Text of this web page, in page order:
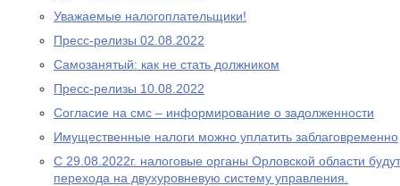
Уважаемые налогоплательщики!
Пресс-релизы 02.08.2022
Самозанятый: как не стать должником
Пресс-релизы 10.08.2022
Согласие на смс – информирование о задолженности
Имущественные налоги можно уплатить заблаговременно
С 29.08.2022г. налоговые органы Орловской области
перехода на двухуровневую систему управления.